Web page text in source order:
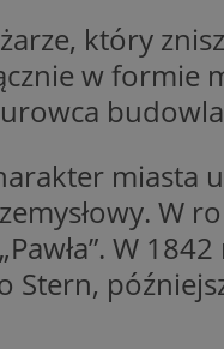
który
w
miasta
W
W
Stern,
identyfikatora
obsługuje
przechowywania
do usług
czy użytkownik
lub reklamy.
o zgodzie
dotyczących